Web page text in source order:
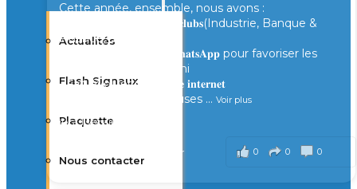
Actualités
Flash Signaux
Plaquette
Nous contacter
Cette année, ensemble, nous avons :
- Lancé de nouveaux 𝐜𝐥𝐮𝐛𝐬(Industrie, Banque &
Finance, Santé...)
- Créé des groupes 𝐖𝐡𝐚𝐭𝐬𝐀𝐩𝐩 pour favoriser les
échanges entre Alumni
- Fait évoluer notre 𝐬𝐢𝐭𝐞 𝐢𝐧𝐭𝐞𝐫𝐧𝐞𝐭
- Partagé de nombreuses ... Voir plus
il y a 1 semaine
0 0 0
Partager